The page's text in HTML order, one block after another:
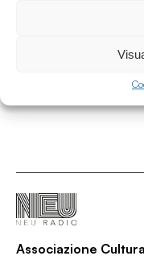
Pop/
Associazione